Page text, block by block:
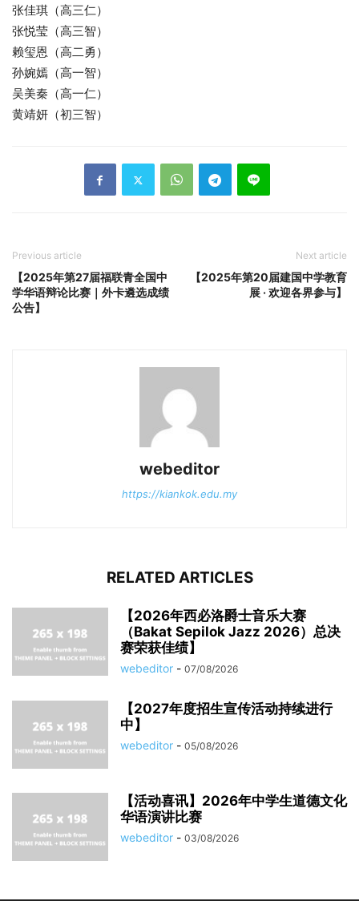
张佳琪（高三仁）
张悦莹（高三智）
赖玺恩（高二勇）
孙婉嫣（高一智）
吴美秦（高一仁）
黄靖妍（初三智）
Previous article
【2025年第27届福联青全国中
学华语辩论比赛｜外卡遴选成绩
公告】
Next article
【2025年第20届建国中学教育
展 · 欢迎各界参与】
webeditor
https://kiankok.edu.my
RELATED ARTICLES
【2026年西必洛爵士音乐大赛
（Bakat Sepilok Jazz 2026）总决
赛荣获佳绩】
webeditor - 07/08/2026
【2027年度招生宣传活动持续进行
中】
webeditor - 05/08/2026
【活动喜讯】2026年中学生道德文化
华语演讲比赛
webeditor - 03/08/2026